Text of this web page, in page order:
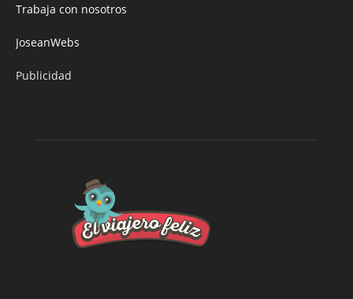
Trabaja con nosotros
JoseanWebs
Publicidad